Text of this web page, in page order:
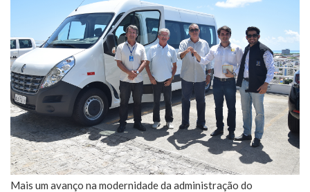
Mais um avanço na modernidade da administração do